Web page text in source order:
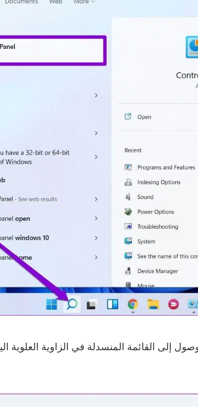
إلى القائمة المنسدلة في الزاوية العلوية